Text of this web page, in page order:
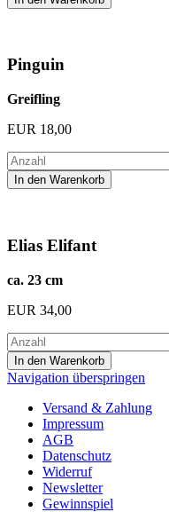
Pinguin
Greifling
EUR 18,00
Elias Elifant
ca. 23 cm
EUR 34,00
Navigation überspringen
Versand & Zahlung
Impressum
AGB
Datenschutz
Widerruf
Newsletter
Gewinnspiel